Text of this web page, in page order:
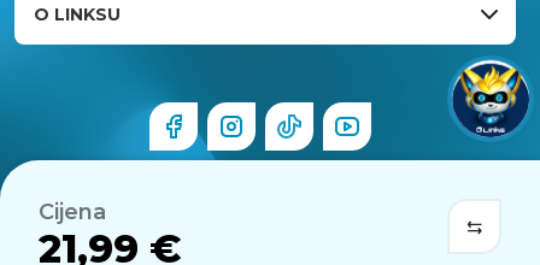
Cijena
21,99 €
O LINKSU